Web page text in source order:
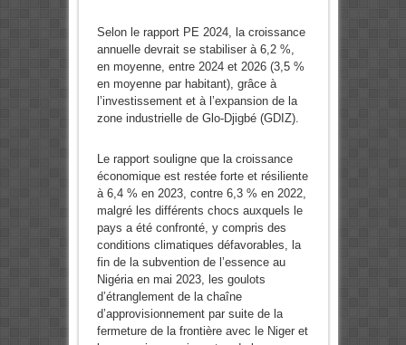
Selon le rapport PE 2024, la croissance
annuelle devrait se stabiliser à 6,2 %,
en moyenne, entre 2024 et 2026 (3,5 %
en moyenne par habitant), grâce à
l’investissement et à l’expansion de la
zone industrielle de Glo-Djigbé (GDIZ).
Le rapport souligne que la croissance
économique est restée forte et résiliente
à 6,4 % en 2023, contre 6,3 % en 2022,
malgré les différents chocs auxquels le
pays a été confronté, y compris des
conditions climatiques défavorables, la
fin de la subvention de l’essence au
Nigéria en mai 2023, les goulots
d’étranglement de la chaîne
d’approvisionnement par suite de la
fermeture de la frontière avec le Niger et